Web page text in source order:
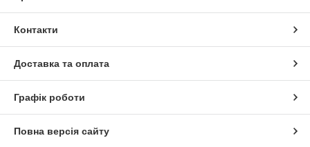
Контакти
Доставка та оплата
Графік роботи
Повна версія сайту